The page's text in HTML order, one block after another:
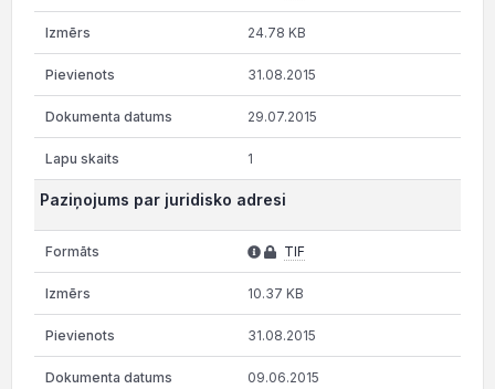
24.78 KB
31.08.2015
29.07.2015
1
Paziņojums par juridisko adresi
TIF
10.37 KB
31.08.2015
09.06.2015